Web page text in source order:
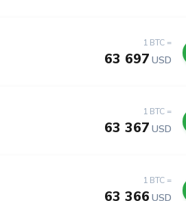
1 BTC =
63 697 USD
1 BTC =
63 367 USD
1 BTC =
63 366 USD